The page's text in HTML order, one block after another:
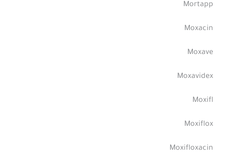
Mortapp
Moxacin
Moxave
Moxavidex
Moxifl
Moxiflox
Moxifloxacin